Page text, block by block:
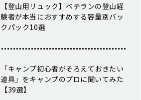
【登山用リュック】ベテランの登山経
験者が本当におすすめする容量別バッ
クパック10選
「キャンプ初心者がそろえておきたい
道具」をキャンプのプロに聞いてみた
【39選】